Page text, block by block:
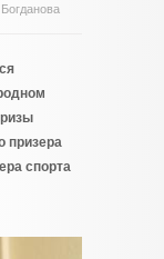
призера
спорта